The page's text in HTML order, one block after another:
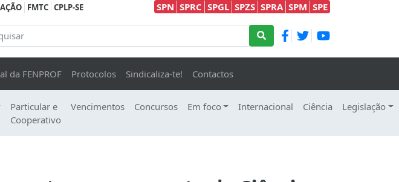
FMTC CPLP-SE SPN SPRC SPGL SPZS SPRA SPM SPE
da FENPROF Protocolos Sindicaliza-te! Contactos
Particular e
Cooperativo
Vencimentos Concursos Em foco Internacional Ciência Legislação